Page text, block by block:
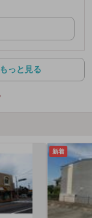
っと見る
新着